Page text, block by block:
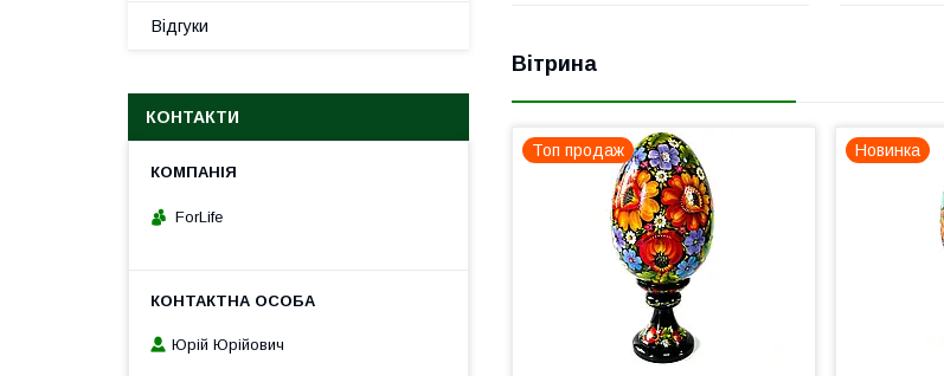
Вітрина
Топ продаж Новинка
Відгуки
КОНТАКТИ
ForLife
Юрій Юрійович